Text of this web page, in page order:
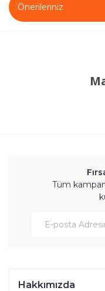
Önerileriniz
Tüm
Hakkımızda